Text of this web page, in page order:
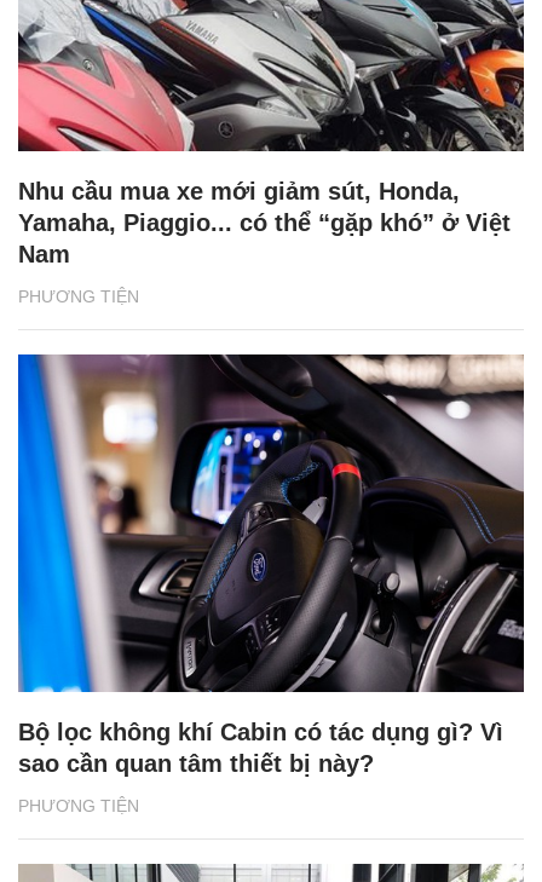
PHƯƠNG TIỆN
Nhu cầu mua xe mới giảm sút, Honda,
Yamaha, Piaggio... có thể “gặp khó” ở Việt
Nam
PHƯƠNG TIỆN
Bộ lọc không khí Cabin có tác dụng gì? Vì
sao cần quan tâm thiết bị này?